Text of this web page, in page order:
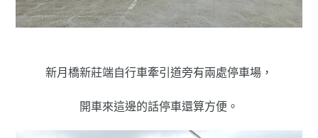
新月橋新莊端自行車牽引道旁有兩處停車場，
開車來這邊的話停車還算方便。